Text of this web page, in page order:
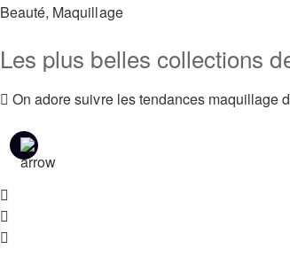
Beauté, Maquillage
Les plus belles collections
On adore suivre les tendances maquillage